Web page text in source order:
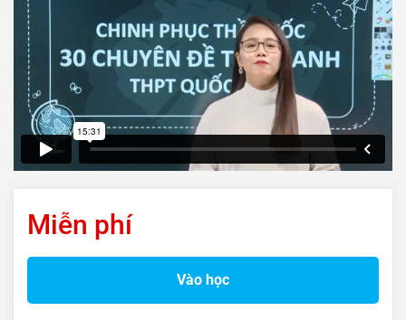
Miễn phí
Vào học